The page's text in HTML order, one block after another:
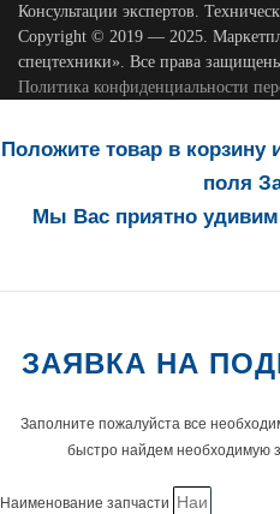
Консультации экспертов.
Copyright © 2019 — 2025.
спецтехники». Все права
Политика конфиденциальности
Положите товар в
поля
Мы Вас приятно
ЗАЯВКА НА
Заполните пожалуйста все
быстро найдем необходимую
Наименование запчасти